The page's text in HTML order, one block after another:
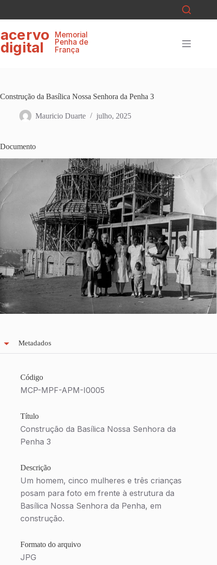
o
Memorial
Penha de
França
acervo
digital
Construção da Basílica Nossa Senhora da Penha 3
Mauricio Duarte julho, 2025
Documento
Metadados
Código
MCP-MPF-APM-I0005
Título
Construção da Basílica Nossa Senhora da
Penha 3
Descrição
Um homem, cinco mulheres e três crianças
posam para foto em frente à estrutura da
Basílica Nossa Senhora da Penha, em
construção.
Formato do arquivo
JPG